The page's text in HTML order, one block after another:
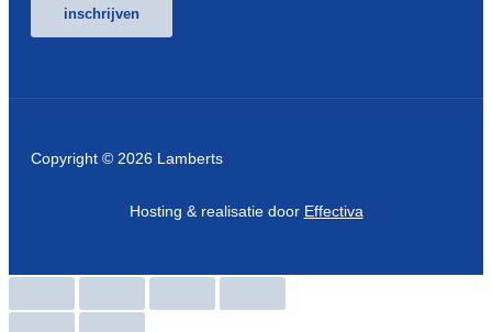
inschrijven
Copyright © 2026 Lamberts
Hosting & realisatie door Effectiva